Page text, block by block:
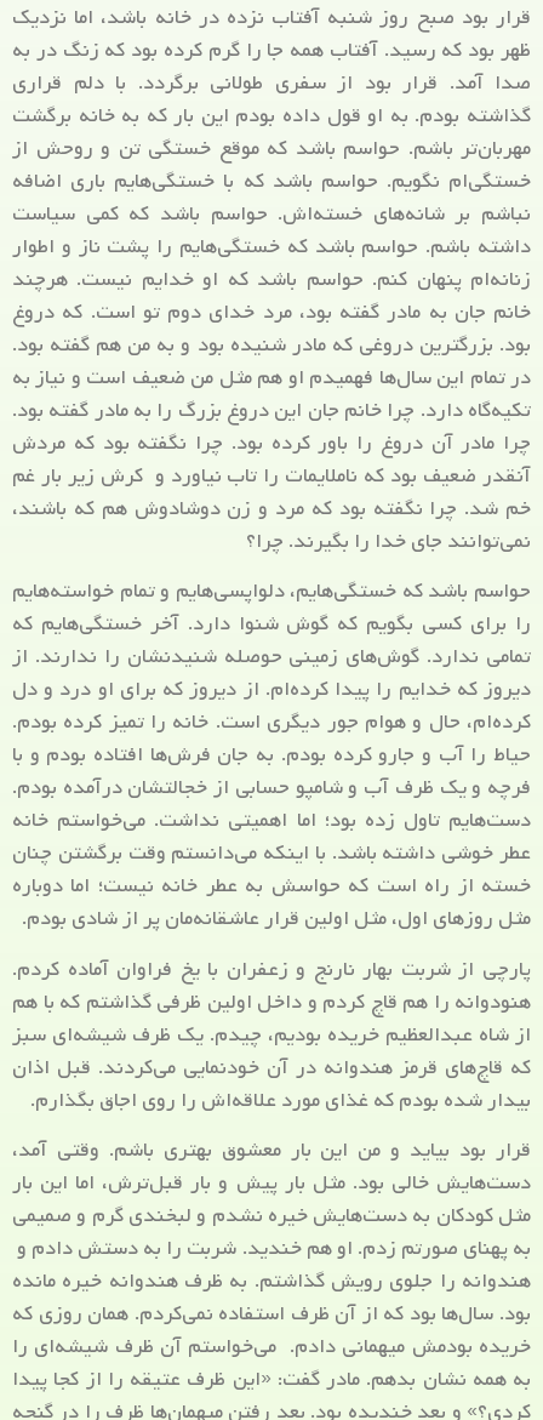
قرار بود صبح روز شنبه آفتاب نزده در خانه باشد، اما نزدیک
ظهر بود که رسید. آفتاب همه جا را گرم کرده بود که زنگ در به
صدا آمد. قرار بود از سفری طولانی برگردد. با دلم قراری
گذاشته بودم. به او قول داده بودم این بار که به خانه برگشت
مهربان‌تر باشم. حواسم باشد که موقع خستگی تن و روحش از
خستگی‌ام نگویم. حواسم باشد که با خستگی‌هایم باری اضافه
نباشم بر شانه‌های خسته‌اش. حواسم باشد که کمی سیاست
داشته باشم. حواسم باشد که خستگی‌هایم را پشت ناز و اطوار
زنانه‌ام پنهان کنم. حواسم باشد که او خدایم نیست. هرچند
خانم جان به مادر گفته بود، مرد خدای دوم تو است. که دروغ
بود. بزرگترین دروغی که مادر شنیده بود و به من هم گفته بود.
در تمام این سال‌ها فهمیدم او هم مثل من ضعیف است و نیاز به
تکیه‌گاه دارد. چرا خانم جان این دروغ بزرگ را به مادر گفته بود.
چرا مادر آن دروغ را باور کرده بود. چرا نگفته بود که مردش
آنقدر ضعیف بود که ناملایمات را تاب نیاورد و کرش زیر بار غم
خم شد. چرا نگفته بود که مرد و زن دوشادوش هم که باشند،
نمی‌توانند جای خدا را بگیرند. چرا؟
حواسم باشد که خستگی‌هایم، دلواپسی‌هایم و تمام خواسته‌هایم
را برای کسی بگویم که گوش شنوا دارد. آخر خستگی‌هایم که
تمامی ندارد. گوش‌های زمینی حوصله شنیدنشان را ندارند. از
دیروز که خدایم را پیدا کرده‌ام. از دیروز که برای او درد و دل
کرده‌ام، حال و هوام جور دیگری است. خانه را تمیز کرده بودم.
حیاط را آب و جارو کرده بودم. به جان فرش‌‌ها افتاده بودم و با
فرچه و یک ظرف آب و شامپو حسابی از خجالتشان درآمده بودم.
دست‌هایم تاول زده بود؛ اما اهمیتی نداشت. می‌خواستم خانه
عطر خوشی داشته باشد. با اینکه می‌دانستم وقت برگشتن چنان
خسته از راه است که حواسش به عطر خانه نیست؛ اما دوباره
مثل روزهای اول، مثل اولین قرار عاشقانه‌مان پر از شادی بودم.
پارچی از شربت بهار نارنج و زعفران با یخ فراوان آماده کردم.
هنودوانه را هم قاچ کردم و داخل اولین ظرفی گذاشتم که با هم
از شاه عبدالعظیم خریده بودیم، چیدم. یک ظرف شیشه‌ای سبز
که قاچ‌های قرمز هندوانه در آن خودنمایی می‌کردند. قبل اذان
بیدار شده بودم که غذای مورد علاقه‌اش را روی اجاق بگذارم.
قرار بود بیاید و من این بار معشوق بهتری باشم. وقتی آمد،
دست‌هایش خالی بود. مثل بار پیش و بار قبل‌ترش، اما این بار
مثل کودکان به دست‌هایش خیره نشدم و لبخندی گرم و صمیمی
به پهنای صورتم زدم. او هم خندید. شربت را به دستش دادم و
هندوانه را جلوی رویش گذاشتم. به ظرف هندوانه خیره مانده
بود. سال‌ها بود که از آن ظرف استفاده نمی‌کردم. همان روزی که
خریده بودمش میهمانی دادم. می‌خواستم آن ظرف شیشه‌ای را
به همه نشان بدهم. مادر گفت: «این ظرف عتیقه را از کجا پیدا
کردی؟» و بعد خندیده بود. بعد رفتن میهمان‌ها ظرف را در گنجه